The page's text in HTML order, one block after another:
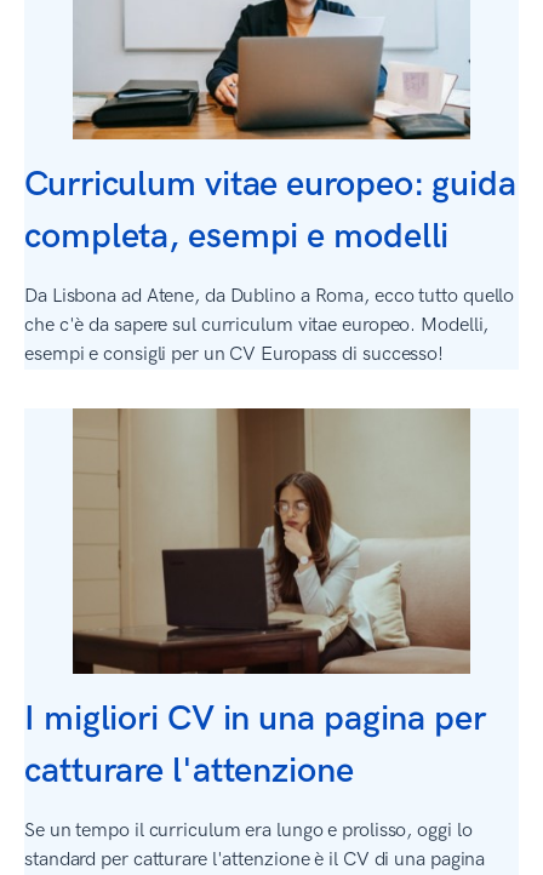
Curriculum vitae europeo: guida
completa, esempi e modelli
Da Lisbona ad Atene, da Dublino a Roma, ecco tutto quello
che c'è da sapere sul curriculum vitae europeo. Modelli,
esempi e consigli per un CV Europass di successo!
I migliori CV in una pagina per
catturare l'attenzione
Se un tempo il curriculum era lungo e prolisso, oggi lo
standard per catturare l'attenzione è il CV di una pagina